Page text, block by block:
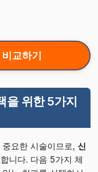
교하기
을 위한 5가지
요한 시술이므로, 신
합니다. 다음 5가지 체